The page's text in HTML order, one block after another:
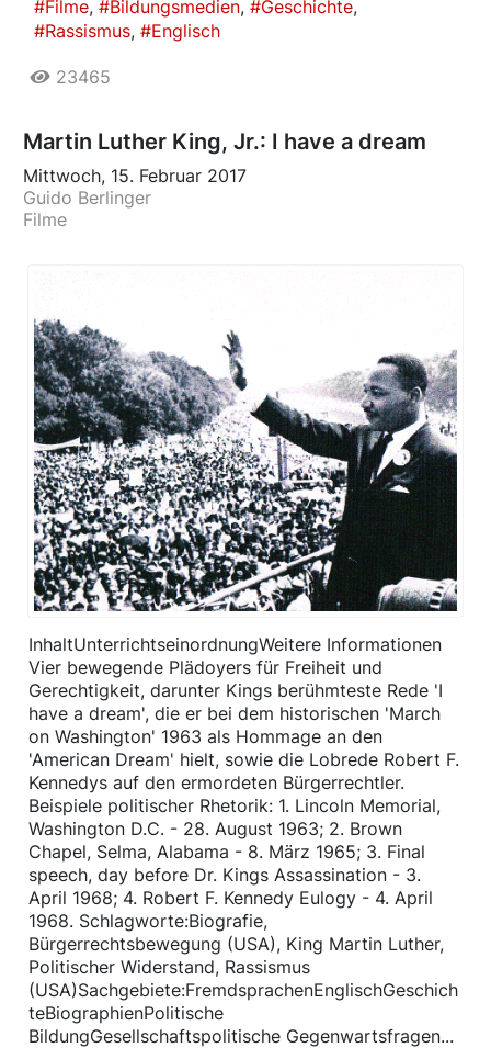
Filme
Bildungsmedien
Geschichte
Rassismus
Englisch
23465
Martin Luther King, Jr.: I have a dream
Mittwoch, 15. Februar 2017
Guido Berlinger
Filme
Inhalt​UnterrichtseinordnungWeitere Informationen ​
Vier bewegende Plädoyers für Freiheit und
Gerechtigkeit, darunter Kings berühmteste Rede 'I
have a dream', die er bei dem historischen 'March
on Washington' 1963 als Hommage an den
'American Dream' hielt, sowie die Lobrede Robert F.
Kennedys auf den ermordeten Bürgerrechtler.
Beispiele politischer Rhetorik: 1. Lincoln Memorial,
Washington D.C. - 28. August 1963; 2. Brown
Chapel, Selma, Alabama - 8. März 1965; 3. Final
speech, day before Dr. Kings Assassination - 3.
April 1968; 4. Robert F. Kennedy Eulogy - 4. April
1968. Schlagworte:Biografie,
Bürgerrechtsbewegung (USA), King Martin Luther,
Politischer Widerstand, Rassismus
(USA)Sachgebiete:FremdsprachenEnglischGeschich
teBiographienPolitische
BildungGesellschaftspolitische Gegenwartsfragen...